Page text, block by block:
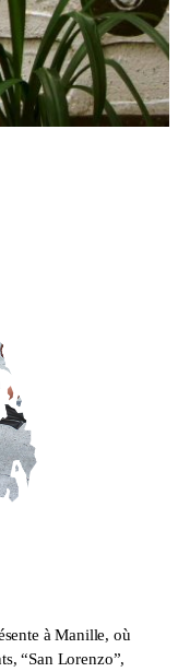
à Manille, où
“San Lorenzo”,